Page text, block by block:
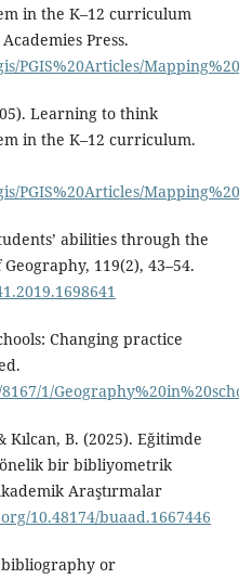
in the K–12 curriculum
Press.
PGIS%20Articles/
Learning to think
in the K–12 curriculum.
PGIS%20Articles/
abilities through the
119(2), 43–54.
Changing practice
1/
Kılcan, B. (2025). Eğitimde
bir bibliyometrik
Araştırmalar
10.48174/buaad.1667446
bibliography or